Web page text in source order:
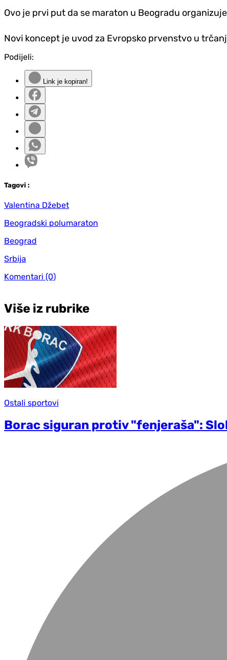
Ovo je prvi put da se maraton u Beogradu
Novi koncept je uvod za Evropsko prvenstvo u
Podijeli:
Link je kopiran!
Tagovi :
Valentina Džebet
Beogradski polumaraton
Beograd
Srbija
Komentari (0)
Više iz rubrike
Ostali sportovi
Borac siguran protiv "fenjeraša":